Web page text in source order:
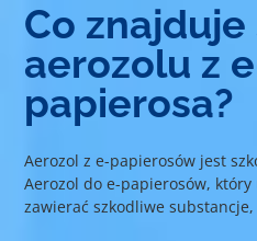
Co znajduje
aerozolu z
papierosa?
Aerozol z e-papierosów jest
Aerozol do e-papierosów,
zawierać szkodliwe